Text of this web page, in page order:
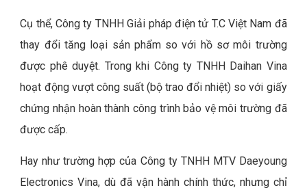
Cụ thể, Công ty TNHH Giải pháp điện tử T.C Việt Nam đã
thay đổi tăng loại sản phẩm so với hồ sơ môi trường
được phê duyệt. Trong khi Công ty TNHH Daihan Vina
hoạt động vượt công suất (bộ trao đổi nhiệt) so với giấy
chứng nhận hoàn thành công trình bảo vệ môi trường đã
được cấp.
Hay như trường hợp của Công ty TNHH MTV Daeyoung
Electronics Vina, dù đã vận hành chính thức, nhưng chỉ